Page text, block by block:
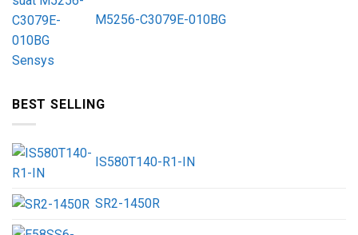
M5256-C3079E-010BG
BEST SELLING
IS580T140-R1-IN
SR2-1450R